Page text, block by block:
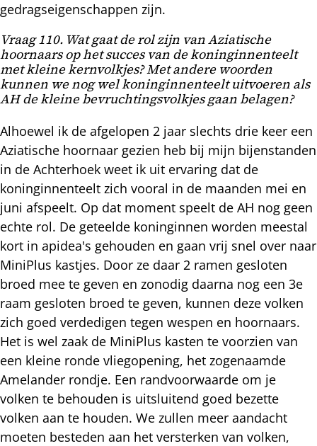
gedragseigenschappen zijn.
Vraag 110. Wat gaat de rol zijn van Aziatische
hoornaars op het succes van de koninginnenteelt
met kleine kernvolkjes? Met andere woorden
kunnen we nog wel koninginnenteelt uitvoeren als
AH de kleine bevruchtingsvolkjes gaan belagen?
Alhoewel ik de afgelopen 2 jaar slechts drie keer een
Aziatische hoornaar gezien heb bij mijn bijenstanden
in de Achterhoek weet ik uit ervaring dat de
koninginnenteelt zich vooral in de maanden mei en
juni afspeelt. Op dat moment speelt de AH nog geen
echte rol. De geteelde koninginnen worden meestal
kort in apidea's gehouden en gaan vrij snel over naar
MiniPlus kastjes. Door ze daar 2 ramen gesloten
broed mee te geven en zonodig daarna nog een 3e
raam gesloten broed te geven, kunnen deze volken
zich goed verdedigen tegen wespen en hoornaars.
Het is wel zaak de MiniPlus kasten te voorzien van
een kleine ronde vliegopening, het zogenaamde
Amelander rondje. Een randvoorwaarde om je
volken te behouden is uitsluitend goed bezette
volken aan te houden. We zullen meer aandacht
moeten besteden aan het versterken van volken,